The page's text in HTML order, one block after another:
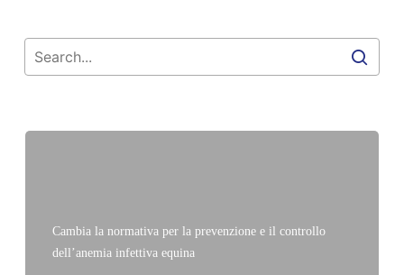
Cambia la normativa per la prevenzione e il controllo
dell’anemia infettiva equina